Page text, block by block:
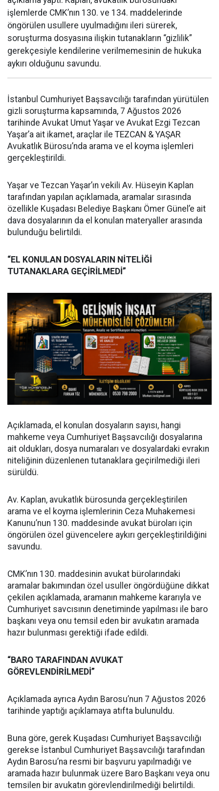
işlemlerde CMK’nın 130. ve 134. maddelerinde
öngörülen usullere uyulmadığını ileri sürerek,
soruşturma dosyasına ilişkin tutanakların “gizlilik”
gerekçesiyle kendilerine verilmemesinin de hukuka
aykırı olduğunu savundu.
İstanbul Cumhuriyet Başsavcılığı tarafından yürütülen
gizli soruşturma kapsamında, 7 Ağustos 2026
tarihinde Avukat Umut Yaşar ve Avukat Ezgi Tezcan
Yaşar’a ait ikamet, araçlar ile TEZCAN & YAŞAR
Avukatlık Bürosu’nda arama ve el koyma işlemleri
gerçekleştirildi.
Yaşar ve Tezcan Yaşar’ın vekili Av. Hüseyin Kaplan
tarafından yapılan açıklamada, aramalar sırasında
özellikle Kuşadası Belediye Başkanı Ömer Günel’e ait
dava dosyalarının da el konulan materyaller arasında
bulunduğu belirtildi.
“EL KONULAN DOSYALARIN NİTELİĞİ
TUTANAKLARA GEÇİRİLMEDİ”
Açıklamada, el konulan dosyaların sayısı, hangi
mahkeme veya Cumhuriyet Başsavcılığı dosyalarına
ait oldukları, dosya numaraları ve dosyalardaki evrakın
niteliğinin düzenlenen tutanaklara geçirilmediği ileri
sürüldü.
Av. Kaplan, avukatlık bürosunda gerçekleştirilen
arama ve el koyma işlemlerinin Ceza Muhakemesi
Kanunu’nun 130. maddesinde avukat büroları için
öngörülen özel güvencelere aykırı gerçekleştirildiğini
savundu.
CMK’nın 130. maddesinin avukat bürolarındaki
aramalar bakımından özel usuller öngördüğüne dikkat
çekilen açıklamada, aramanın mahkeme kararıyla ve
Cumhuriyet savcısının denetiminde yapılması ile baro
başkanı veya onu temsil eden bir avukatın aramada
hazır bulunması gerektiği ifade edildi.
“BARO TARAFINDAN AVUKAT
GÖREVLENDİRİLMEDİ”
Açıklamada ayrıca Aydın Barosu’nun 7 Ağustos 2026
tarihinde yaptığı açıklamaya atıfta bulunuldu.
Buna göre, gerek Kuşadası Cumhuriyet Başsavcılığı
gerekse İstanbul Cumhuriyet Başsavcılığı tarafından
Aydın Barosu’na resmi bir başvuru yapılmadığı ve
aramada hazır bulunmak üzere Baro Başkanı veya onu
temsilen bir avukatın görevlendirilmediği belirtildi.